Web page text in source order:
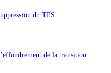
du TPS
de la transition